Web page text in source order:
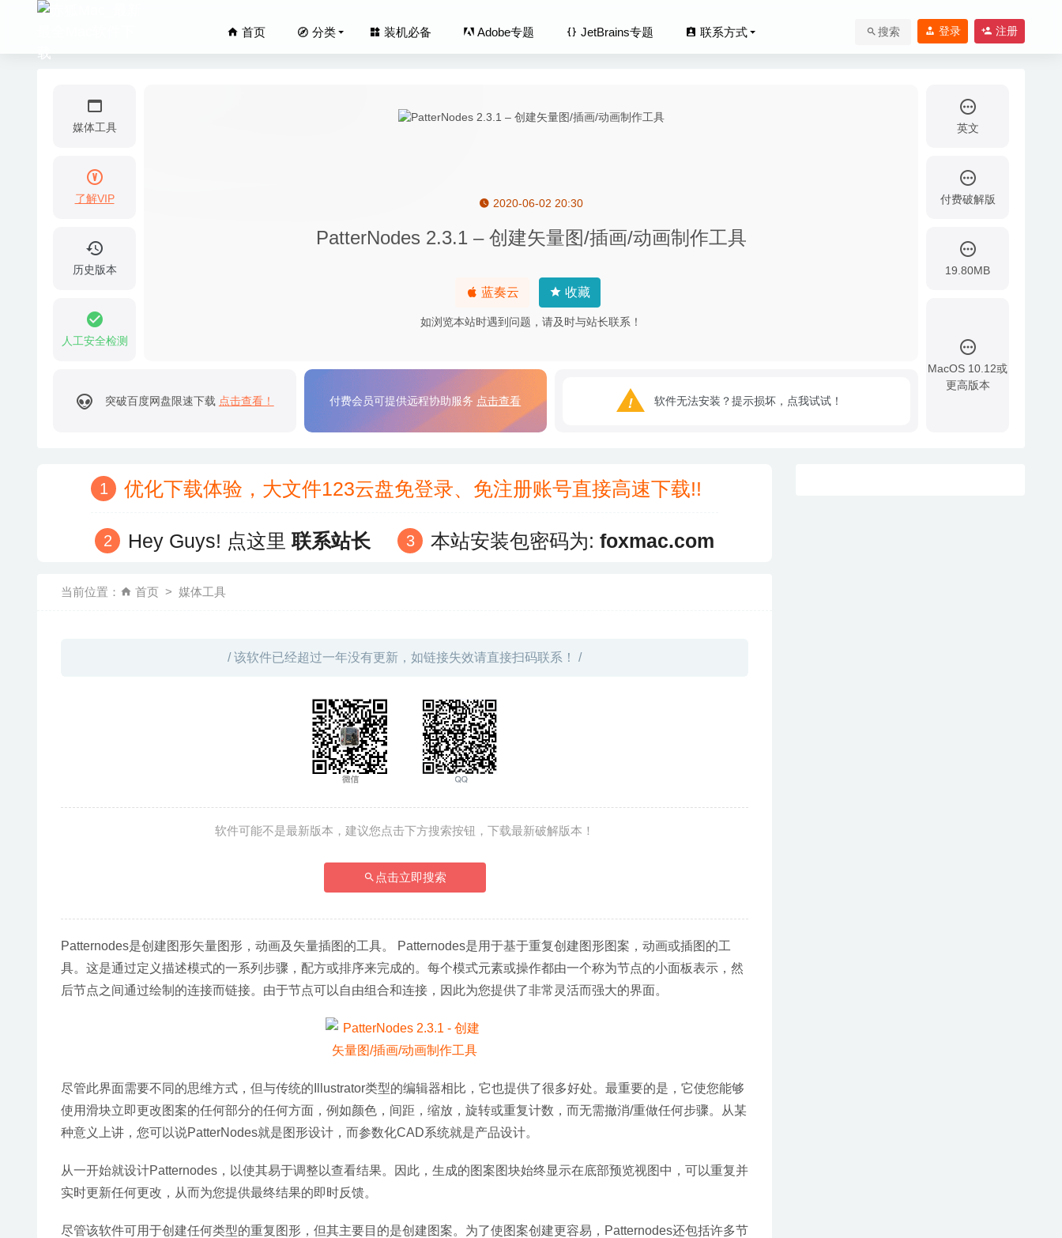
首页 分类 装机必备 Adobe专题 JetBrains专题 联系方式 搜索 登录 注册
媒体工具
了解VIP
历史版本
人工安全检测
2020-06-02 20:30
PatterNodes 2.3.1 – 创建矢量图/插画/动画制作工具
蓝奏云 收藏
如浏览本站时遇到问题，请及时与站长联系！
英文
付费破解版
19.80MB
MacOS 10.12或
更高版本
突破百度网盘限速下载 点击查看！ 付费会员可提供远程协助服务 点击查看 软件无法安装？提示损坏，点我试试！
优化下载体验，大文件123云盘免登录、免注册账号直接高速下载!!
Hey Guys! 点这里联系站长 本站安装包密码为: foxmac.com
当前位置： 首页 媒体工具
/ 该软件已经超过一年没有更新，如链接失效请直接扫码联系！ /
软件可能不是最新版本，建议您点击下方搜索按钮，下载最新破解版本！
点击立即搜索
Patternodes是创建图形矢量图形，动画及矢量插图的工具。 Patternodes是用于基于重复创建图形图案，动画或插图的工
具。这是通过定义描述模式的一系列步骤，配方或排序来完成的。每个模式元素或操作都由一个称为节点的小面板表示，然
后节点之间通过绘制的连接而链接。由于节点可以自由组合和连接，因此为您提供了非常灵活而强大的界面。
尽管此界面需要不同的思维方式，但与传统的Illustrator类型的编辑器相比，它也提供了很多好处。最重要的是，它使您能够
使用滑块立即更改图案的任何部分的任何方面，例如颜色，间距，缩放，旋转或重复计数，而无需撤消/重做任何步骤。从某
种意义上讲，您可以说PatterNodes就是图形设计，而参数化CAD系统就是产品设计。
从一开始就设计Patternodes，以使其易于调整以查看结果。因此，生成的图案图块始终显示在底部预览视图中，可以重复并
实时更新任何更改，从而为您提供最终结果的即时反馈。
尽管该软件可用于创建任何类型的重复图形，但其主要目的是创建图案。为了使图案创建更容易，Patternodes还包括许多节
Cisdem PDF Password Remover 4.0.0 – PDF密码移除工具 2020-04-16
File Cabinet Pro 7.9.7 – Finder任务栏扩展增强 2020-07-23
Adguard 2.4.7 (773) Nightly 中文版-世界上最高级的广告过滤程序